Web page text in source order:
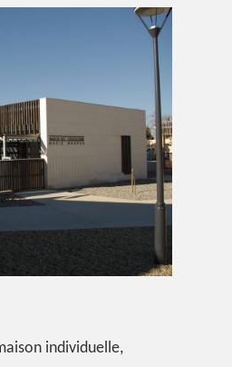
individuelle,